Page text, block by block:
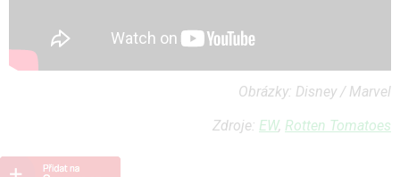
Obrázky: Disney / Marvel
Zdroje: EW, Rotten Tomatoes